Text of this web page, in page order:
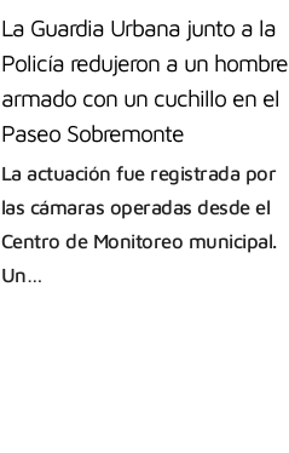
La Guardia Urbana junto a la
Policía redujeron a un hombre
armado con un cuchillo en el
Paseo Sobremonte
La actuación fue registrada por
las cámaras operadas desde el
Centro de Monitoreo municipal.
Un…